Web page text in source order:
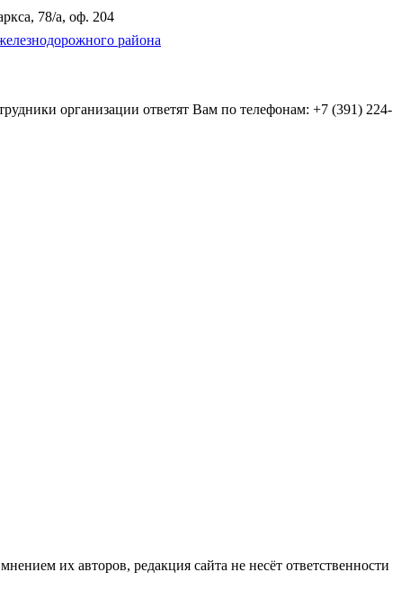
78/а, оф. 204
района
организации ответят Вам по телефонам: +7 (391) 224-
их авторов, редакция сайта не несёт ответственности